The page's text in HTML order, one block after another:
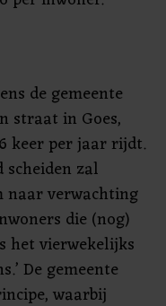
de gemeente
straat in Goes,
keer per jaar rijdt.
scheiden zal
naar verwachting
die (nog)
het vierwekelijks
De gemeente
waarbij